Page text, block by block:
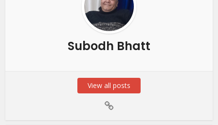
Subodh Bhatt
View all posts